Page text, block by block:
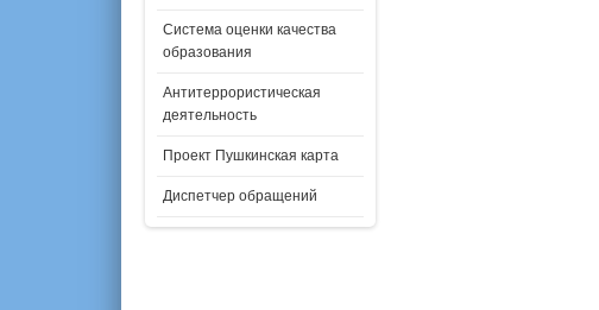
Система оценки качества
образования
Антитеррористическая
деятельность
Проект Пушкинская карта
Диспетчер обращений